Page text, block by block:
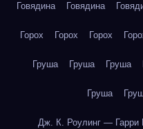
Говядина Говядина
Горох Горох Горох
Груша Груша Груша
Груша
Дж. К. Роулинг — Гарри